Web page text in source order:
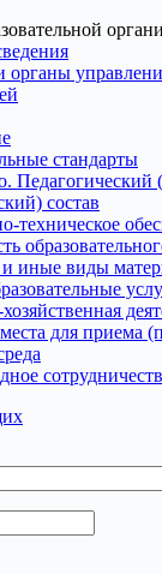
органы
стандарты
Педагогический
состав
техническое
иные виды
для приема